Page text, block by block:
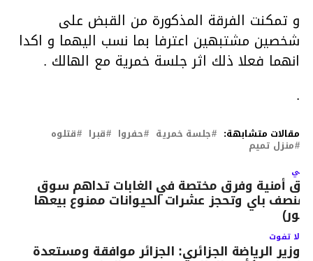
و تمكنت الفرقة المذكورة من القبض على
شخصين مشتبهين اعترفا بما نسب اليهما و اكدا
انهما فعلا ذلك اثر جلسة خمرية مع الهالك .
.
مقالات متشابهة: جلسة خمرية حفروا قبرا قتلوه
منزل تميم
أمنية وفرق مختصة في الغابات تداهم سوق
باي وتحجز عشرات الحيوانات ممنوع بيعها
لا تفوت
وزير الرياضة الجزائري: الجزائر موافقة ومستعدة